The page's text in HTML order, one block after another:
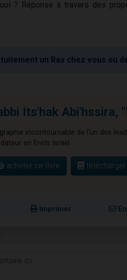
? Réponse à travers des
un Rav chez vous ou
Its'hak Abi'hssira,
incontournable de l'un des
en Erets Israël.
acheter ce livre
Imprimer